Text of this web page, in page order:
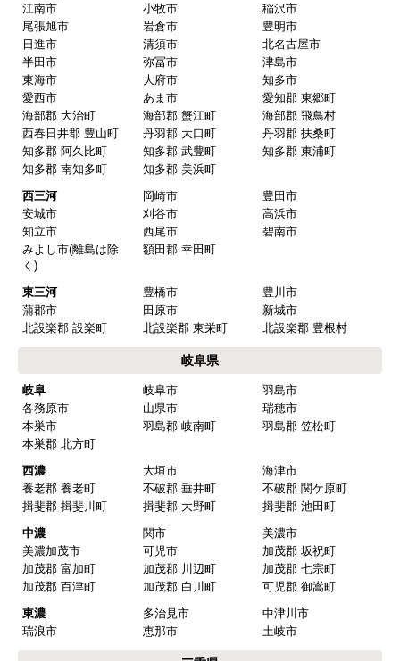
ショップからの連絡や対応は適切でしたか？
予定の期日までに商品が届きましたか？
商品の梱包は必要十分なものでしたか？
はい
【注文商品】換気扇・レンジフー
【このショップを選んだ理由は？】
た
【注文からどのくらいで届きましたか？】
【その他感想・コメント】
マークレさん
2025年10月10日 21:04
欲しい商品をスムーズに注文できましたか？
江南市
小牧市
稲沢市
尾張旭市
岩倉市
豊明市
日進市
清須市
北名古屋市
半田市
弥冨市
津島市
東海市
大府市
知多市
愛西市
あま市
愛知郡 東郷町
海部郡 大治町
海部郡 蟹江町
海部郡 飛鳥村
西春日井郡 豊山町
丹羽郡 大口町
丹羽郡 扶桑町
知多郡 阿久比町
知多郡 武豊町
知多郡 東浦町
知多郡 南知多町
知多郡 美浜町
西三河
岡崎市
豊田市
安城市
刈谷市
高浜市
知立市
西尾市
碧南市
みよし市(離島は除
く)
額田郡 幸田町
東三河 豊橋市
豊川市
蒲郡市
田原市
新城市
北設楽郡 設楽町
北設楽郡 東栄町 北設楽郡 豊根村
岐阜県
岐阜 岐阜市
羽島市
各務原市
山県市
瑞穂市
本巣市
羽島郡 岐南町
羽島郡 笠松町
本巣郡 北方町
西濃
大垣市
海津市
養老郡 養老町
不破郡 垂井町
不破郡 関ケ原町
揖斐郡 揖斐川町
揖斐郡 大野町
揖斐郡 池田町
中濃
関市
美濃市
美濃加茂市
可児市
加茂郡 坂祝町
加茂郡 富加町
加茂郡 川辺町
加茂郡 七宗町
加茂郡 百津町
加茂郡 白川町
可児郡 御嵩町
東濃
多治見市
中津川市
瑞浪市
恵那市 土岐市